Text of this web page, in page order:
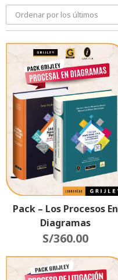
Ordenar por los últimos
Pack – Los Procesos En
Diagramas
S/360.00